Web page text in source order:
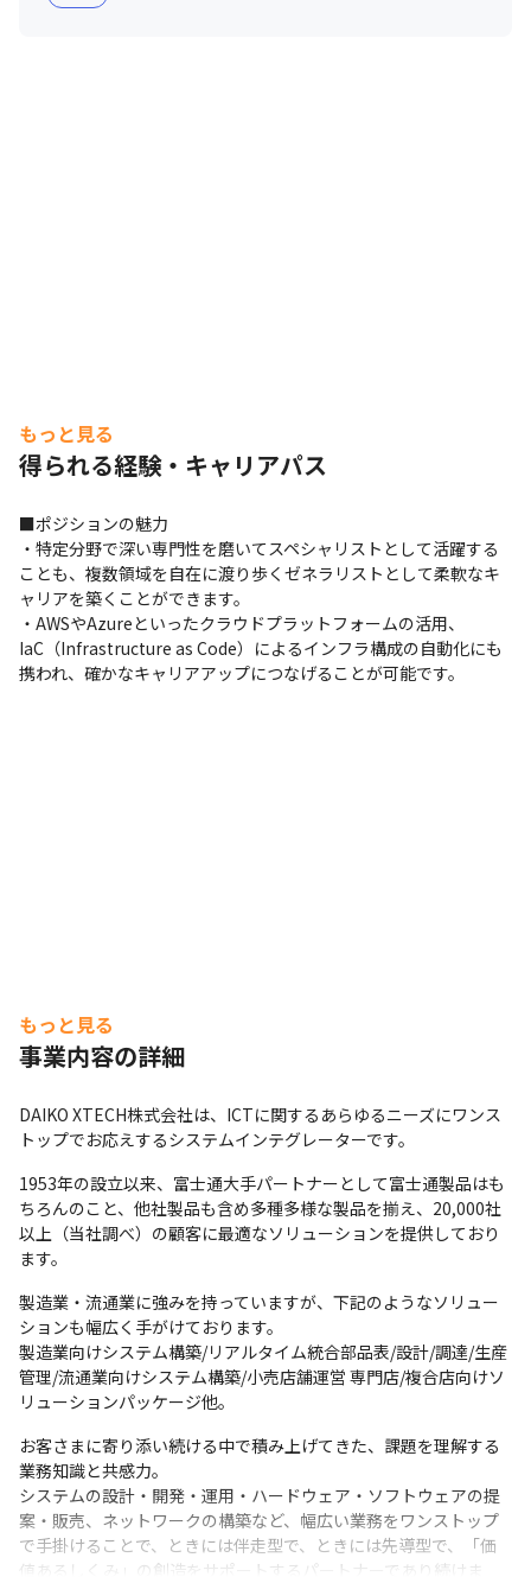
もっと見る
得られる経験・キャリアパス
■ポジションの魅力
・特定分野で深い専門性を磨いてスペシャリストとして活躍する
ことも、複数領域を自在に渡り歩くゼネラリストとして柔軟なキ
ャリアを築くことができます。
・AWSやAzureといったクラウドプラットフォームの活用、
IaC（Infrastructure as Code）によるインフラ構成の自動化にも
携われ、確かなキャリアアップにつなげることが可能です。
もっと見る
事業内容の詳細
DAIKO XTECH株式会社は、ICTに関するあらゆるニーズにワンス
トップでお応えするシステムインテグレーターです。
1953年の設立以来、富士通大手パートナーとして富士通製品はも
ちろんのこと、他社製品も含め多種多様な製品を揃え、20,000社
以上（当社調べ）の顧客に最適なソリューションを提供しており
ます。
製造業・流通業に強みを持っていますが、下記のようなソリュー
ションも幅広く手がけております。
製造業向けシステム構築/リアルタイム統合部品表/設計/調達/生産
管理/流通業向けシステム構築/小売店舗運営 専門店/複合店向けソ
リューションパッケージ他。
お客さまに寄り添い続ける中で積み上げてきた、課題を理解する
業務知識と共感力。
システムの設計・開発・運用・ハードウェア・ソフトウェアの提
案・販売、ネットワークの構築など、幅広い業務をワンストップ
で手掛けることで、ときには伴走型で、ときには先導型で、「価
値あるしくみ」の創造をサポートするパートナーであり続けま